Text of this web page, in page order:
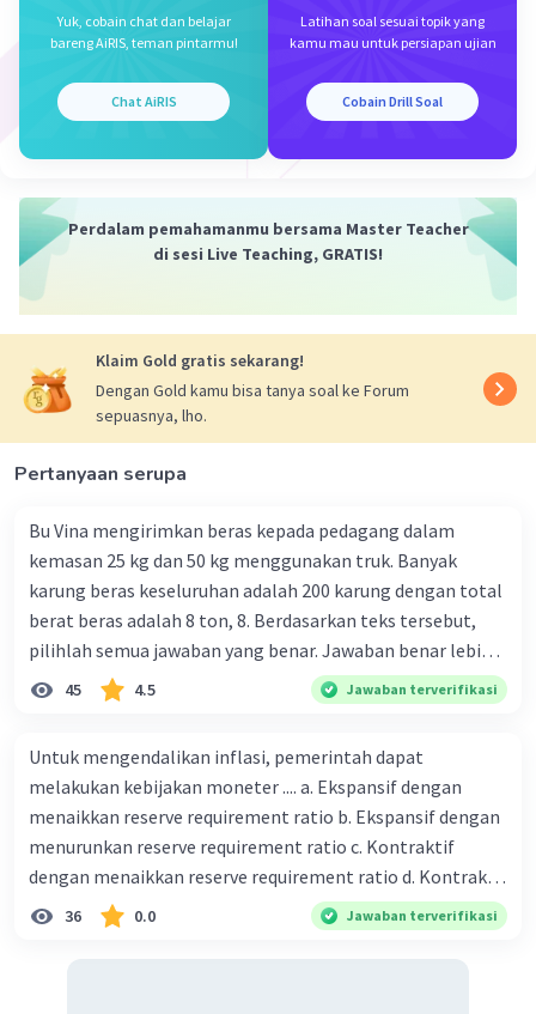
Yuk, cobain chat dan belajar
bareng AiRIS, teman pintarmu!
Chat AiRIS
Latihan soal sesuai topik yang
kamu mau untuk persiapan ujian
Cobain Drill Soal
Perdalam pemahamanmu bersama Master Teacher
di sesi Live Teaching, GRATIS!
Klaim Gold gratis sekarang!
Dengan Gold kamu bisa tanya soal ke Forum
sepuasnya, lho.
Pertanyaan serupa
Bu Vina mengirimkan beras kepada pedagang dalam
kemasan 25 kg dan 50 kg menggunakan truk. Banyak
karung beras keseluruhan adalah 200 karung dengan total
berat beras adalah 8 ton, 8. Berdasarkan teks tersebut,
pilihlah semua jawaban yang benar. Jawaban benar lebih
dari satu. Banyak karung beras kemasan 25 kg adalah 50
buah. Banyak karung beras kemasan 50 kg adalah 150
ton. Perbandingan berat beras kemasan 25 kg dan 50 kg
dalam truk adalah 1: 3. 9. Berdasarkan teks tersebut, jika
biaya setiap beras karung kecil adalah Rp7.500 dan karung
besar Rp14.000, berapakah biaya angkut semua beras yang
harus dibayar oleh Bu Vina? A. Rp2.540.000 C. Rp2.312.000 B.
Rp2.475.000 D. Rp2.280.000
45 4.5 Jawaban terverifikasi
Untuk mengendalikan inflasi, pemerintah dapat
melakukan kebijakan moneter .... a. Ekspansif dengan
menaikkan reserve requirement ratio b. Ekspansif dengan
menurunkan reserve requirement ratio c. Kontraktif
dengan menaikkan reserve requirement ratio d. Kontraktif
dengan menurunkan reserve requirement ratio e.
Ekspansif dengan menaikkan tingkat diskonto Bila Bank
36 0.0 Jawaban terverifikasi